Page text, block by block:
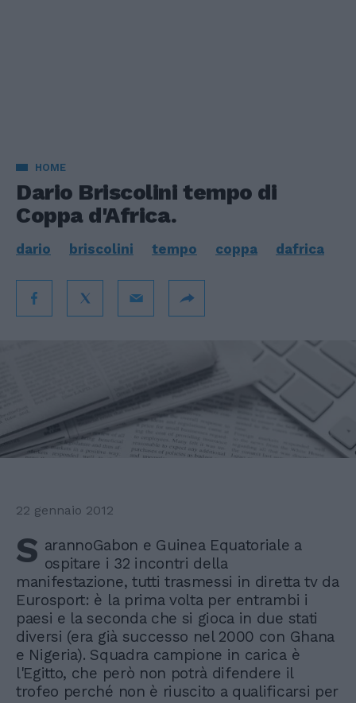
HOME
Dario Briscolini tempo di
Coppa d'Africa.
dario briscolini tempo coppa dafrica
22 gennaio 2012
S arannoGabon e Guinea Equatoriale a
ospitare i 32 incontri della
manifestazione, tutti trasmessi in diretta tv da
Eurosport: è la prima volta per entrambi i
paesi e la seconda che si gioca in due stati
diversi (era già successo nel 2000 con Ghana
e Nigeria). Squadra campione in carica è
l'Egitto, che però non potrà difendere il
trofeo perché non è riuscito a qualificarsi per